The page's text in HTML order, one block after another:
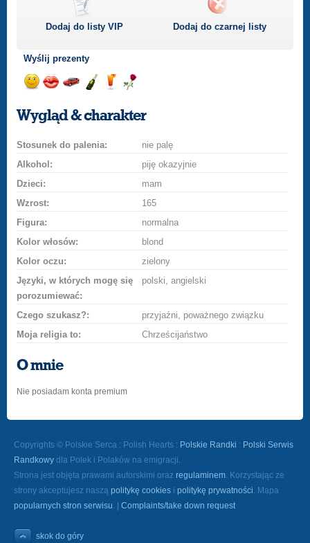
Dodaj do listyVIP Dodaj do czarnej listy
Wyślij prezenty
uśmiech
buziakasamochodem
szampana
drinka
różę
Wygląd & charakter
Stosunek do palenia:
nie palę
Alkohol:
piję okazyjnie
Dzieci:
mam
Wzrost:
165
Figura:
normalna
Kolor włosów:
blond
Kolor oczu:
zielony
Języki, w których mogę się
porozumiewać:
polski, angielski
Czego szukasz?:
przyjaźni, poważnego związku
Moja religia to:
Chrześcijaństwo
O mnie
Nie posiadam konta premium
Copyrights © Polskie Serca : Polish Hearts : Polskie Randki : Polski Serwis
Randkowy dla Polek i Polaków na emigracji.
Strona jest objęta prawami autorskimi oraz regulaminem. Korzystając ze
strony akceptujesz naszą politykę cookies i politykę prywatności. Mapa
popularnych stron serwisu. | Complaints/take down request
skok do góry